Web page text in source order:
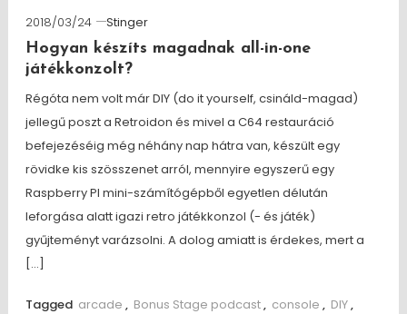
2018/03/24
Stinger
Hogyan készíts magadnak all-in-one
játékkonzolt?
Régóta nem volt már DIY (do it yourself, csináld-magad)
jellegű poszt a Retroidon és mivel a C64 restauráció
befejezéséig még néhány nap hátra van, készült egy
rövidke kis szösszenet arról, mennyire egyszerű egy
Raspberry PI mini-számítógépből egyetlen délután
leforgása alatt igazi retro játékkonzol (- és játék)
gyűjteményt varázsolni. A dolog amiatt is érdekes, mert a
[…]
Tagged arcade , Bonus Stage podcast, console , DIY,